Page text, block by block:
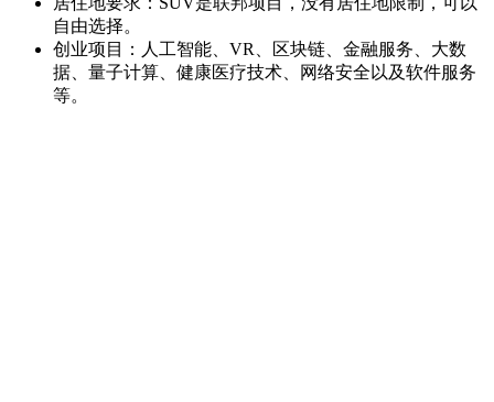
自由选择。
创业项目：人工智能、VR、区块链、金融服务、大数
据、量子计算、健康医疗技术、网络安全以及软件服务
等。